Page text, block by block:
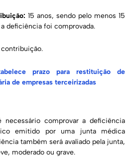
15 anos, sendo pelo menos 15
deficiência foi comprovada.
prazo para restituição de
de empresas terceirizadas
comprovar a deficiência
emitido por uma junta médica
também será avaliado pela junta,
moderado ou grave.